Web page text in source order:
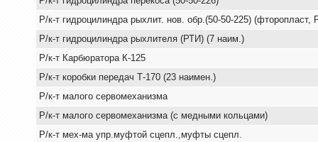
Р/к-т гидроцилиндра рыхлит. нов. обр.(50-50-225) (фторопласт,
Р/к-т гидроцилиндра рыхлителя (РТИ) (7 наим.)
Р/к-т Карбюратора К-125
Р/к-т коробки передач Т-170 (23 наимен.)
Р/к-т малого сервомеханизма
Р/к-т малого сервомеханизма (с медными кольцами)
Р/к-т мех-ма упр.муфтой сцепл.,муфты сцепл.